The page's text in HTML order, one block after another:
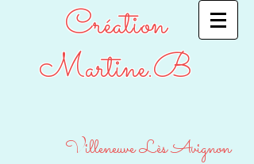
Création
Martine.B
Villeneuve Lès Avignon